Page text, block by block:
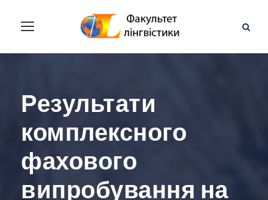
Результати
комплексного
фахового
випробування на